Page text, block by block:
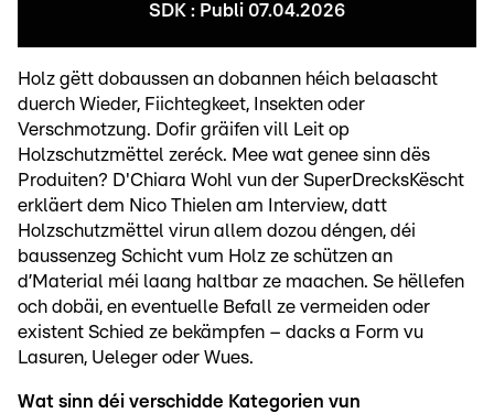
SDK : Publi 07.04.2026
Holz gëtt dobaussen an dobannen héich belaascht
duerch Wieder, Fiichtegkeet, Insekten oder
Verschmotzung. Dofir gräifen vill Leit op
Holzschutzmëttel zeréck. Mee wat genee sinn dës
Produiten? D'Chiara Wohl vun der SuperDrecksKëscht
erkläert dem Nico Thielen am Interview, datt
Holzschutzmëttel virun allem dozou déngen, déi
baussenzeg Schicht vum Holz ze schützen an
d’Material méi laang haltbar ze maachen. Se hëllefen
och dobäi, en eventuelle Befall ze vermeiden oder
existent Schied ze bekämpfen – dacks a Form vu
Lasuren, Ueleger oder Wues.
Wat sinn déi verschidde Kategorien vun